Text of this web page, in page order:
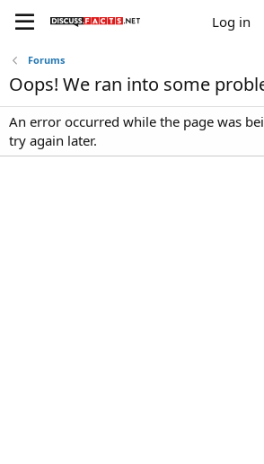
Log in
Forums
Oops! We ran into some
An error occurred while the page was
try again later.